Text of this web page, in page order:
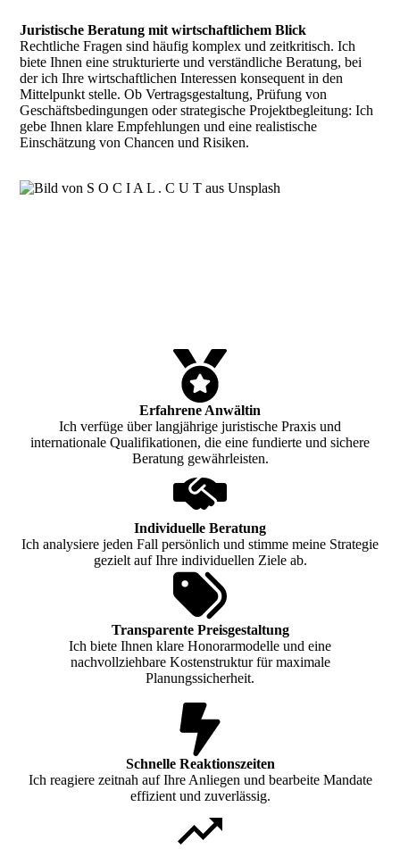
Juristische Beratung mit wirtschaftlichem Blick
Rechtliche Fragen sind häufig komplex und zeitkritisch. Ich
biete Ihnen eine strukturierte und verständliche Beratung, bei
der ich Ihre wirtschaftlichen Interessen konsequent in den
Mittelpunkt stelle. Ob Vertragsgestaltung, Prüfung von
Geschäftsbedingungen oder strategische Projektbegleitung: Ich
gebe Ihnen klare Empfehlungen und eine realistische
Einschätzung von Chancen und Risiken.
Erfahrene Anwältin
Ich verfüge über langjährige juristische Praxis und
internationale Qualifikationen, die eine fundierte und sichere
Beratung gewährleisten.
Individuelle Beratung
Ich analysiere jeden Fall persönlich und stimme meine Strategie
gezielt auf Ihre individuellen Ziele ab.
Transparente Preisgestaltung
Ich biete Ihnen klare Honorarmodelle und eine
nachvollziehbare Kostenstruktur für maximale
Planungssicherheit.
Schnelle Reaktionszeiten
Ich reagiere zeitnah auf Ihre Anliegen und bearbeite Mandate
effizient und zuverlässig.